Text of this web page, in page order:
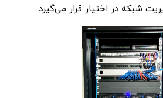
شبکه در اختیار قرار می‌گیرد.